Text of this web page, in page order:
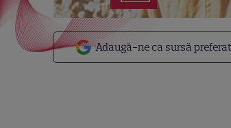
Adaugă-ne ca sursă